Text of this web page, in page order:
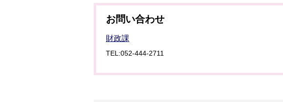
お問い合わせ
財政課
TEL:052-444-2711